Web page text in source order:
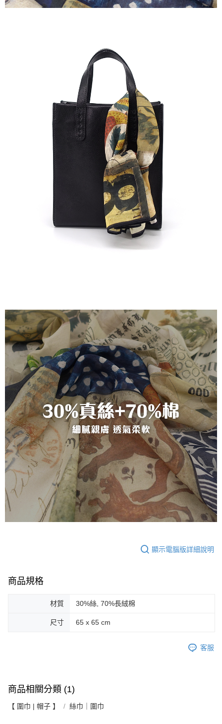
顯示電腦版詳細說明
商品規格
材質 30%絲, 70%長絨棉
尺寸 65 x 65 cm
客服
商品相關分類 (1)
【 圍巾 | 帽子 】 絲巾｜圍巾